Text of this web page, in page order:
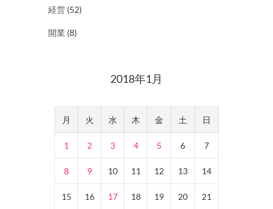
経営 (52)
開業 (8)
2018年1月
月 火 水 木 金 土 日
1 2 3 4 5 6 7
8 9 10 11 12 13 14
15 16 17 18 19 20 21